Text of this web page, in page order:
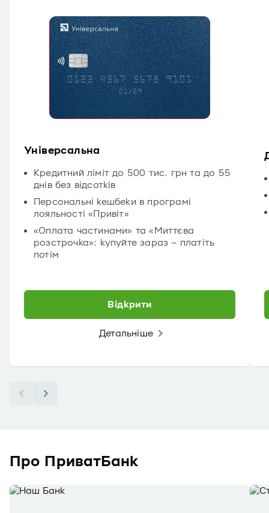
Універсальна
Кредитний ліміт до 500 тис. грн та до 55
днів без відсотків
Персональні кешбеки в програмі
лояльності «Привіт»
«Оплата частинами» та «Миттєва
розстрочка»: купуйте зараз – платіть
потім
Відкрити
Детальніше
Про ПриватБанк